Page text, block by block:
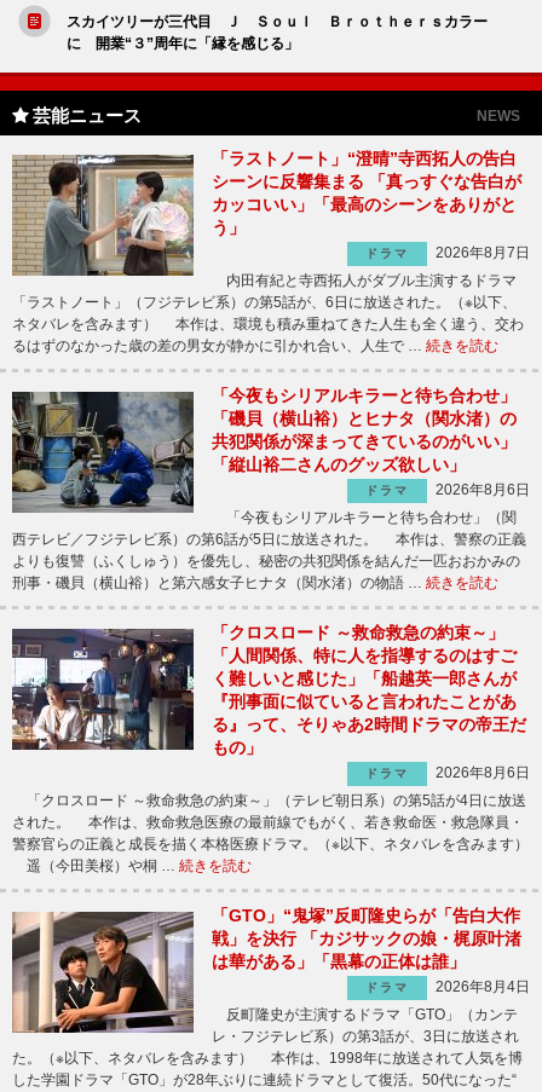
スカイツリーが三代目 Ｊ Ｓｏｕｌ Ｂｒｏｔｈｅｒｓカラー
に 開業“３”周年に「縁を感じる」
芸能ニュース NEWS
「ラストノート」“澄晴”寺西拓人の告白
シーンに反響集まる 「真っすぐな告白が
カッコいい」「最高のシーンをありがと
う」
ドラマ
2026年8月7日
内田有紀と寺西拓人がダブル主演するドラマ
「ラストノート」（フジテレビ系）の第5話が、6日に放送された。（※以下、
ネタバレを含みます） 本作は、環境も積み重ねてきた人生も全く違う、交わ
るはずのなかった歳の差の男女が静かに引かれ合い、人生で … 続きを読む
「今夜もシリアルキラーと待ち合わせ」
「磯貝（横山裕）とヒナタ（関水渚）の
共犯関係が深まってきているのがいい」
「縦山裕二さんのグッズ欲しい」
ドラマ
2026年8月6日
「今夜もシリアルキラーと待ち合わせ」（関
西テレビ／フジテレビ系）の第6話が5日に放送された。 本作は、警察の正義
よりも復讐（ふくしゅう）を優先し、秘密の共犯関係を結んだ一匹おおかみの
刑事・磯貝（横山裕）と第六感女子ヒナタ（関水渚）の物語 … 続きを読む
「クロスロード ～救命救急の約束～」
「人間関係、特に人を指導するのはすご
く難しいと感じた」「船越英一郎さんが
『刑事面に似ていると言われたことがあ
る』って、そりゃあ2時間ドラマの帝王だ
もの」
ドラマ
2026年8月6日
「クロスロード ～救命救急の約束～」（テレビ朝日系）の第5話が4日に放送
された。 本作は、救命救急医療の最前線でもがく、若き救命医・救急隊員・
警察官らの正義と成長を描く本格医療ドラマ。（※以下、ネタバレを含みます）
遥（今田美桜）や桐 … 続きを読む
「GTO」“鬼塚”反町隆史らが「告白大作
戦」を決行 「カジサックの娘・梶原叶渚
は華がある」「黒幕の正体は誰」
ドラマ
2026年8月4日
反町隆史が主演するドラマ「GTO」（カンテ
レ・フジテレビ系）の第3話が、3日に放送され
た。（※以下、ネタバレを含みます） 本作は、1998年に放送されて人気を博
した学園ドラマ「GTO」が28年ぶりに連続ドラマとして復活。50代になった“